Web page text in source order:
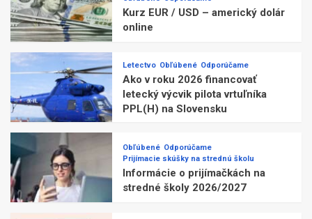
Kurz EUR / USD – americký dolár
online
Letectvo Obľúbené Odporúčame
Ako v roku 2026 financovať
letecký výcvik pilota vrtuľníka
PPL(H) na Slovensku
Obľúbené Odporúčame
Prijímacie skúšky na strednú školu
Informácie o prijímačkách na
stredné školy 2026/2027